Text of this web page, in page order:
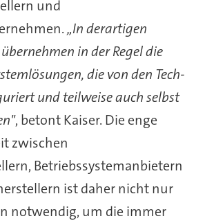
und
„In derartigen
in der Regel die
die von den Tech-
und teilweise auch selbst
, betont Kaiser. Die enge
zwischen
Betriebssystemanbietern
ist daher nicht nur
notwendig, um die immer